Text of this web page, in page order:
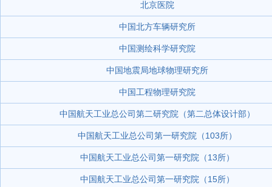
北京医院
中国北方车辆研究所
中国测绘科学研究院
中国地震局地球物理研究所
中国工程物理研究院
中国航天工业总公司第二研究院（第二总体设计部）
中国航天工业总公司第一研究院（103所）
中国航天工业总公司第一研究院（13所）
中国航天工业总公司第一研究院（15所）